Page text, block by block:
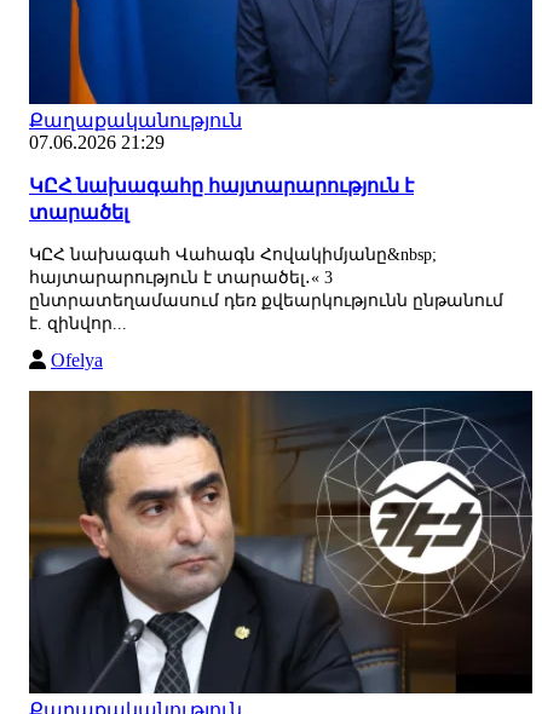
Քաղաքականություն
07.06.2026 21:29
ԿԸՀ նախագահը հայտարարություն է
տարածել
ԿԸՀ նախագահ Վահագն Հովակիմյանը&nbsp;
հայտարարություն է տարածել․« 3
ընտրատեղամասում դեռ քվեարկությունն ընթանում
է. զինվոր...
Ofelya
Քաղաքականություն